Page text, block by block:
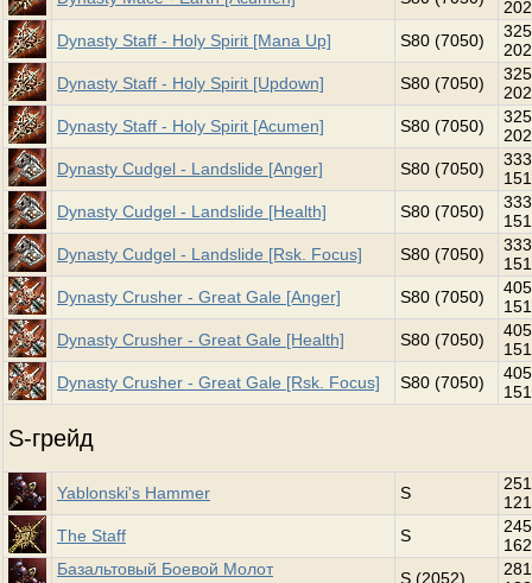
202
Dynasty Staff - Holy Spirit [Mana Up]
S80 (7050)
202
Dynasty Staff - Holy Spirit [Updown]
S80 (7050)
202
Dynasty Staff - Holy Spirit [Acumen]
S80 (7050)
202
Dynasty Cudgel - Landslide [Anger]
S80 (7050)
151
Dynasty Cudgel - Landslide [Health]
S80 (7050)
151
Dynasty Cudgel - Landslide [Rsk. Focus]
S80 (7050)
151
Dynasty Crusher - Great Gale [Anger]
S80 (7050)
151
Dynasty Crusher - Great Gale [Health]
S80 (7050)
151
Dynasty Crusher - Great Gale [Rsk. Focus]
S80 (7050)
151
S-грейд
Yablonski's Hammer S
121
The Staff
S
162
Базальтовый Боевой Молот
S (2052)